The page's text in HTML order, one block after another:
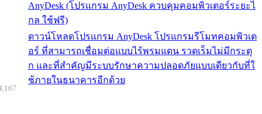
AnyDesk (โปรแกรม AnyDesk ควบคุมคอมพิวเตอร์ระยะไ
กล ใช้ฟรี)
ดาวน์โหลดโปรแกรม AnyDesk โปรแกรมรีโมทคอมพิวเต
อร์ ที่สามารถเชื่อมต่อแบบไร้พรมแดน รวดเร็มไม่มีกระตุ
ก และที่สำคัญมีระบบรักษาความปลอดภัยแบบเดียวกับที่ใ
ช้ภายในธนาคารอีกด้วย